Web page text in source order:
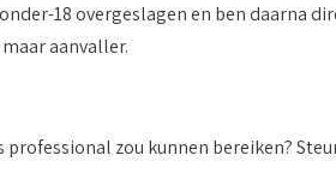
18 overgeslagen en ben daarna
aanvaller.
zou kunnen bereiken?